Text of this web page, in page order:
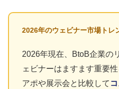
2026年のウェビナー市場トレ
2026年現在、BtoB企業の
ェビナーはますます重要
アポや展示会と比較して